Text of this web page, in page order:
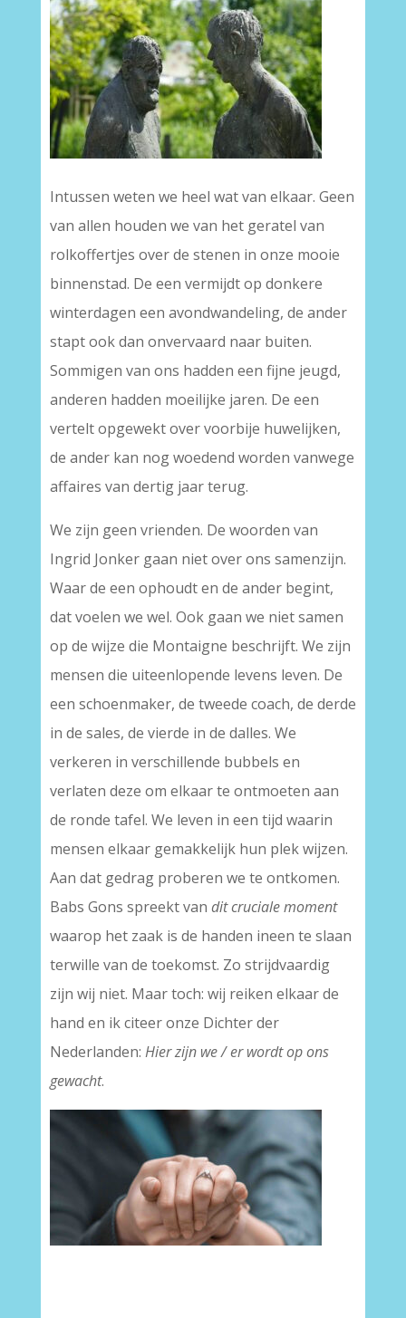
Intussen weten we heel wat van elkaar. Geen
van allen houden we van het geratel van
rolkoffertjes over de stenen in onze mooie
binnenstad. De een vermijdt op donkere
winterdagen een avondwandeling, de ander
stapt ook dan onvervaard naar buiten.
Sommigen van ons hadden een fijne jeugd,
anderen hadden moeilijke jaren. De een
vertelt opgewekt over voorbije huwelijken,
de ander kan nog woedend worden vanwege
affaires van dertig jaar terug.
We zijn geen vrienden. De woorden van
Ingrid Jonker gaan niet over ons samenzijn.
Waar de een ophoudt en de ander begint,
dat voelen we wel. Ook gaan we niet samen
op de wijze die Montaigne beschrijft. We zijn
mensen die uiteenlopende levens leven. De
een schoenmaker, de tweede coach, de derde
in de sales, de vierde in de dalles. We
verkeren in verschillende bubbels en
verlaten deze om elkaar te ontmoeten aan
de ronde tafel. We leven in een tijd waarin
mensen elkaar gemakkelijk hun plek wijzen.
Aan dat gedrag proberen we te ontkomen.
Babs Gons spreekt van dit cruciale moment
waarop het zaak is de handen ineen te slaan
terwille van de toekomst. Zo strijdvaardig
zijn wij niet. Maar toch: wij reiken elkaar de
hand en ik citeer onze Dichter der
Nederlanden: Hier zijn we / er wordt op ons
gewacht.